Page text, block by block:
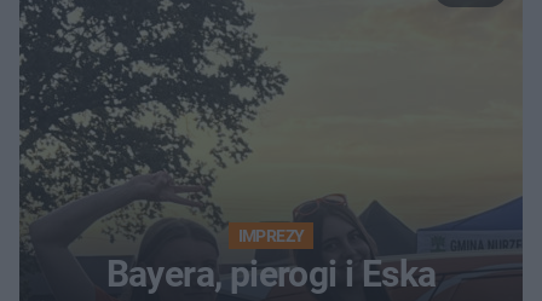
IMPREZY
Bayera, pierogi i Eska